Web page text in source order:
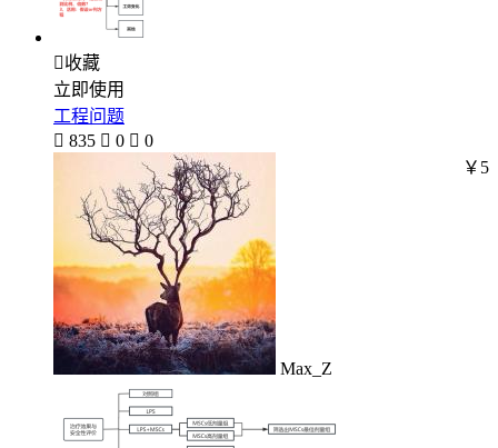
收藏
立即使用
工程问题
 835  0  0
Max_Z
￥5